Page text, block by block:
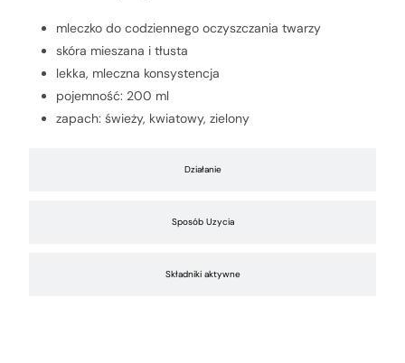
Działanie
Sposób Uzycia
Składniki aktywne
mleczko do codziennego oczyszczania twarzy
skóra mieszana i tłusta
lekka, mleczna konsystencja
pojemność: 200 ml
zapach: świeży, kwiatowy, zielony